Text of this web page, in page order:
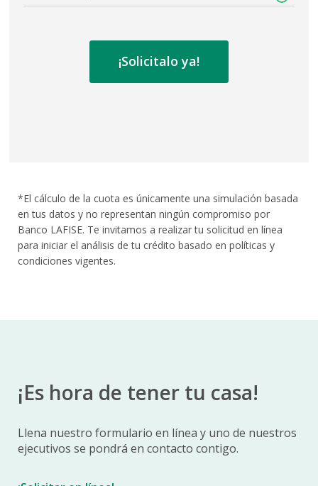
¡Solicitalo ya!
*El cálculo de la cuota es únicamente una simulación basada
en tus datos y no representan ningún compromiso por
Banco LAFISE. Te invitamos a realizar tu solicitud en línea
para iniciar el análisis de tu crédito basado en políticas y
condiciones vigentes.
¡Es hora de tener tu casa!
Llena nuestro formulario en línea y uno de nuestros
ejecutivos se pondrá en contacto contigo.